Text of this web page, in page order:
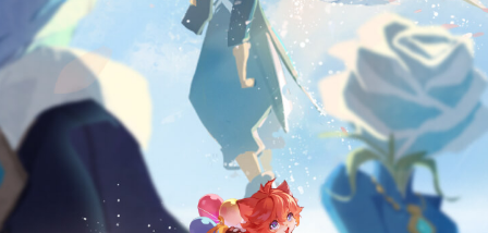
广播电视节目制作经营许可证（沪）字第05033号
网出证（沪）字第007号
新广出审[2017]16号 ISBN 978-7-7979-3942-3
沪公网安备31010602009555号
沪ICP备11033765号-9
沪B2-20120024 B1-20202528